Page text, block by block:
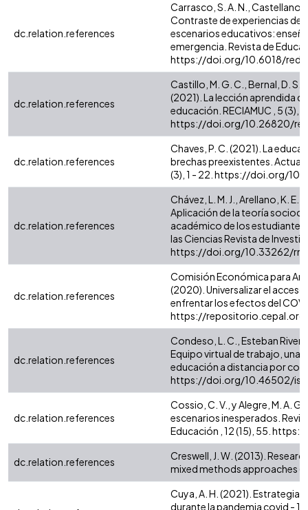
dc.relation.references
Carrasco, S. A. N., Castellanos
Contraste de experiencias de
escenarios educativos:
emergencia. Revista de
https://doi.org/10.6018/
dc.relation.references
Castillo, M. G. C., Bernal, D. S.
(2021). La lección aprendida
educación. RECIAMUC , 5 (3),
https://doi.org/10.26820/
dc.relation.references
Chaves, P. C. (2021). La
brechas preexistentes.
(3), 1 - 22. https://doi.org/
dc.relation.references
Chávez, L. M. J., Arellano, K. E.
Aplicación de la teoría
académico de los
las Ciencias Revista de
https://doi.org/10.33262/
dc.relation.references
Comisión Económica para
(2020). Universalizar el
enfrentar los efectos del
https://
dc.relation.references
Condeso, L. C., Esteban
Equipo virtual de trabajo, una
educación a distancia por covid
https://doi.org/10.46502/
dc.relation.references
Cossio, C. V., y Alegre, M. A.
escenarios inesperados.
Educación , 12 (15), 55.
dc.relation.references
Creswell, J. W. (2013).
mixed methods approaches
Cuya, A. H. (2021).
durante la pandemia covid -